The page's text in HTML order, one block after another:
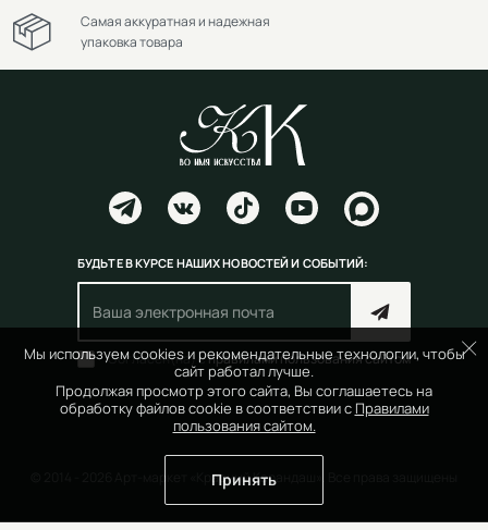
Мы используем cookies и рекомендательные технологии, чтобы
сайт работал лучше.
Продолжая просмотр этого сайта, Вы соглашаетесь на
обработку файлов cookie в соответствии с Правилами
пользования сайтом.
Принять
Самая аккуратная и надежная
упаковка товара
БУДЬТЕ В КУРСЕ НАШИХ НОВОСТЕЙ И СОБЫТИЙ:
Согласен(на) справилами пользования сайтом
© 2014 - 2026 Арт-маркет «Красный Карандаш». Все права защищены